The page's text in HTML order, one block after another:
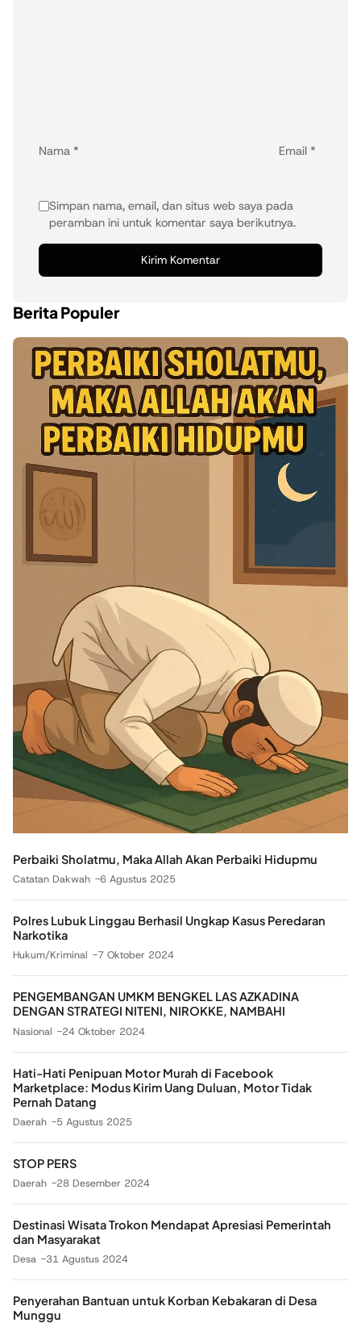
Nama * Email *
Simpan nama, email, dan situs web saya pada
peramban ini untuk komentar saya berikutnya.
Berita Populer
Perbaiki Sholatmu, Maka Allah Akan Perbaiki Hidupmu
Catatan Dakwah 6 Agustus 2025
Polres Lubuk Linggau Berhasil Ungkap Kasus Peredaran
Narkotika
Hukum/Kriminal 7 Oktober 2024
PENGEMBANGAN UMKM BENGKEL LAS AZKADINA
DENGAN STRATEGI NITENI, NIROKKE, NAMBAHI
Nasional 24 Oktober 2024
Hati-Hati Penipuan Motor Murah di Facebook
Marketplace: Modus Kirim Uang Duluan, Motor Tidak
Pernah Datang
Daerah 5 Agustus 2025
STOP PERS
Daerah 28 Desember 2024
Destinasi Wisata Trokon Mendapat Apresiasi Pemerintah
dan Masyarakat
Desa 31 Agustus 2024
Penyerahan Bantuan untuk Korban Kebakaran di Desa
Munggu